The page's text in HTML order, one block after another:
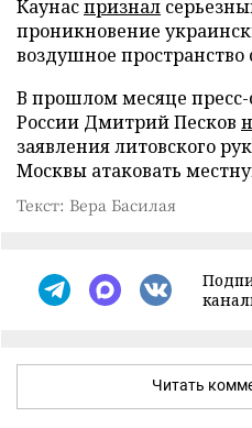
Каунаспризнал
проникновение
воздушное пространство
В прошлом месяце пресс-
России Дмитрий Песков
заявления литовского
Москвы атаковать
Текст: Вера Басилая
Читать